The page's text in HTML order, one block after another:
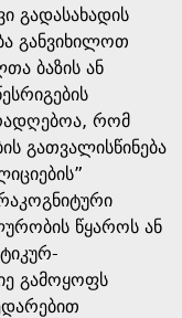
გადასახადის
განვიხილოთ
ბაზის ან
რომ
გათვალისწინება
წყაროს ან
გამოყოფს